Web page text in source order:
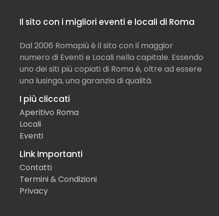
Il sito con i migliori eventi e locali di Roma
Dal 2006 Romapiù è il sito con il maggior
numero di Eventi e Locali nella capitale. Essendo
uno dei siti più copiati di Roma è, oltre ad essere
una lusinga, una garanzia di qualità.
I più cliccati
Aperitivo Roma
Locali
Eventi
Link Importanti
Contatti
Termini & Condizioni
Privacy